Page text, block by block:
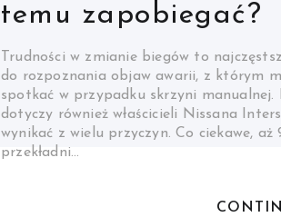
powłoki?
Moment, w którym na kolorową bazę
warstwa lakieru bezbarwnego, jest dla
– amatora czy profesjonalisty –
satysfakcjonującym etapem pracy. To
powierzchnia nabiera głębi, a ziarno
„żyć”. Jednak ta estetyczna euforia może…